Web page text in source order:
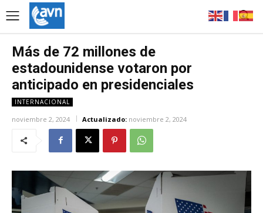
Más de 72 millones de
estadounidense votaron por
anticipado en presidenciales
INTERNACIONAL
noviembre 2, 2024 Actualizado: noviembre 2, 2024